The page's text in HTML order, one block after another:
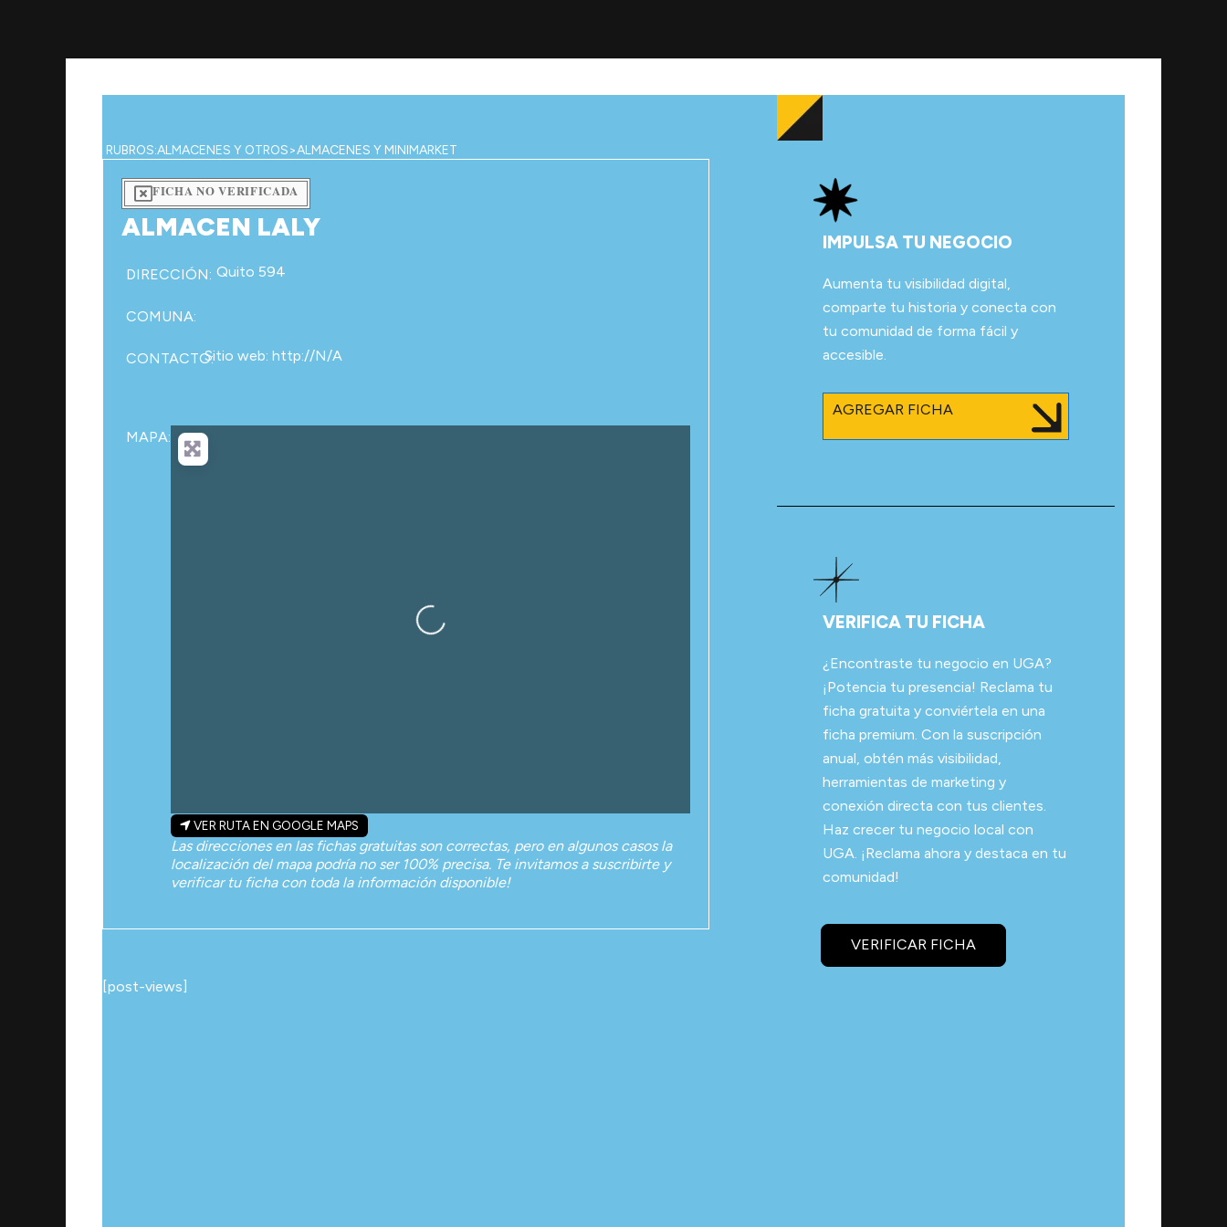
contenido
RUBROS:ALMACENES Y OTROS>ALMACENES Y MINIMARKET
FICHA NO VERIFICADA
ALMACEN LALY
DIRECCIÓN: Quito 594
COMUNA:
CONTACTO:Sitio web: http://N/A
MAPA:
Cargando…
VER RUTA EN GOOGLE MAPS
Las direcciones en las fichas gratuitas son correctas, pero en algunos casos la
localización del mapa podría no ser 100% precisa. Te invitamos a suscribirte y
verificar tu ficha con toda la información disponible!
[post-views]
IMPULSA TU NEGOCIO
Aumenta tu visibilidad digital,
comparte tu historia y conecta con
tu comunidad de forma fácil y
accesible.
AGREGAR FICHA
VERIFICA TU FICHA
¿Encontraste tu negocio en UGA?
¡Potencia tu presencia! Reclama tu
ficha gratuita y conviértela en una
ficha premium. Con la suscripción
anual, obtén más visibilidad,
herramientas de marketing y
conexión directa con tus clientes.
Haz crecer tu negocio local con
UGA. ¡Reclama ahora y destaca en tu
comunidad!
VERIFICAR FICHA